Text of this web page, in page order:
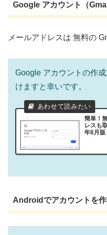
Google アカウント（
メールアドレスは 無料の
Google アカウントの作
けますと幸いです。
簡単！
レスも
年8月版
Androidでアカウントを